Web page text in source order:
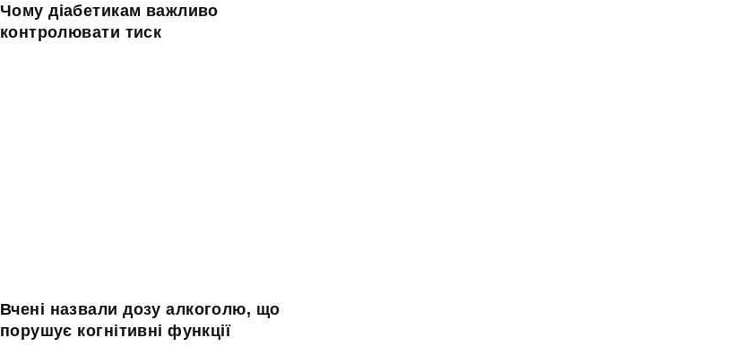
Чому діабетикам важливо
контролювати тиск
Вчені назвали дозу алкоголю, що
порушує когнітивні функції